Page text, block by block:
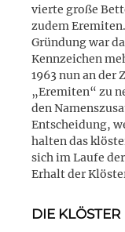
vierte große
zudem
Gründung war
Kennzeichen
1963 nun an der
„Eremiten“ zu
den
Entscheidung,
halten das
sich im Laufe
Erhalt der
DIE KLÖSTER